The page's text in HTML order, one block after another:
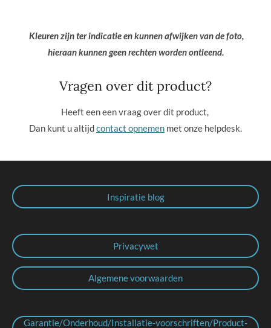
Kleuren zijn ter indicatie en kunnen afwijken van de foto,
hieraan kunnen geen rechten worden ontleend.
Vragen over dit product?
Heeft een een vraag over dit product,
Dan kunt u altijdcontact opnemen met onze helpdesk.
Inspiratie blog
Privacywet
Algemene voorwaarden
Garantie/Onderhoud/Installatie-voorschriften/Product-